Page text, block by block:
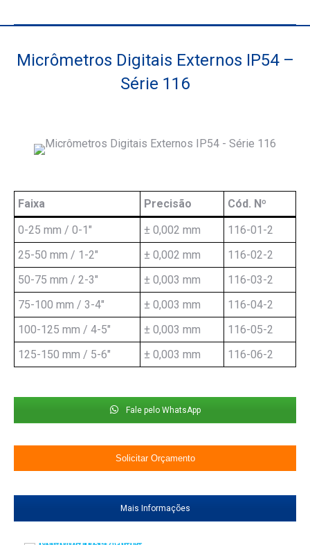
Micrômetros Digitais Externos IP54 –
Série 116
Faixa Precisão
Cód. Nº
Faixa
Precisão Cód. Nº
0-25 mm / 0-1" ± 0,002 mm
116-01-2
25-50 mm / 1-2"
± 0,002 mm
116-02-2
50-75 mm / 2-3"
± 0,003 mm
116-03-2
75-100 mm / 3-4"
± 0,003 mm
116-04-2
100-125 mm / 4-5"
± 0,003 mm
116-05-2
125-150 mm / 5-6"
± 0,003 mm 116-06-2
Fale pelo WhatsApp
Solicitar Orçamento
Mais Informações